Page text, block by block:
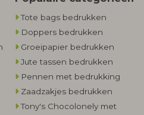
Tote bags bedrukken
Doppers bedrukken
Groeipapier bedrukken
Jute tassen bedrukken
Pennen met bedrukking
Zaadzakjes bedrukken
Tony's Chocolonely met